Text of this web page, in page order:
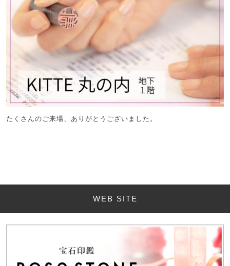
たくさんのご来場、ありがとうございました。
WEB SITE